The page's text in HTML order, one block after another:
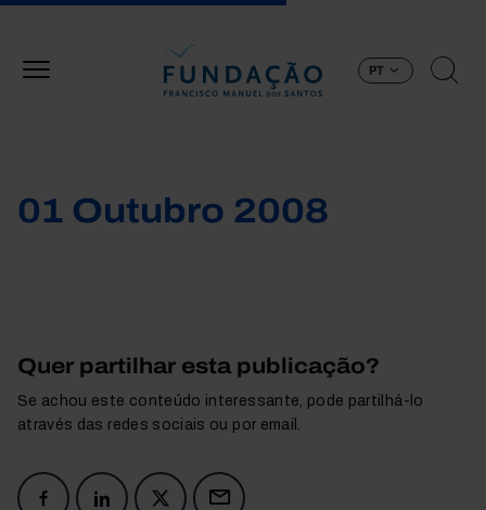
PT
01 Outubro 2008
Quer partilhar esta publicação?
Se achou este conteúdo interessante, pode partilhá-lo
através das redes sociais ou por email.